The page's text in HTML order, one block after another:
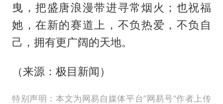
曳，把盛唐浪漫带进寻常烟火；也祝福
她，在新的赛道上，不负热爱，不负自
己，拥有更广阔的天地。
（来源：极目新闻）
特别声明：本文为网易自媒体平台“网易号”作者上传